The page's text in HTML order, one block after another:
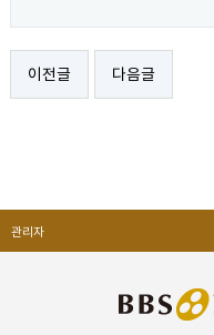
이전글 다음글
관리자